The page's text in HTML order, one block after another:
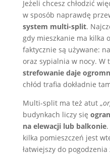
Jeżeli chcesz chłodzić
w sposób naprawdę
system multi-split.
gdy mieszkanie ma kilka
faktycznie są używane:
oraz sypialnia w nocy. W
strefowanie daje
chłód trafia dokładnie
Multi-split ma też atut „
budynkach liczy się
na elewacji lub balkonie.
kilka pomieszczeń jest
łatwiejszy do